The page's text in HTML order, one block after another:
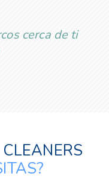
cerca de ti